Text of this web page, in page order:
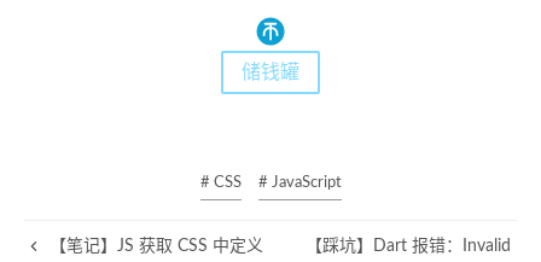
储钱罐
# CSS # JavaScript
【笔记】JS 获取 CSS 中定义
【踩坑】Dart 报错：Invalid